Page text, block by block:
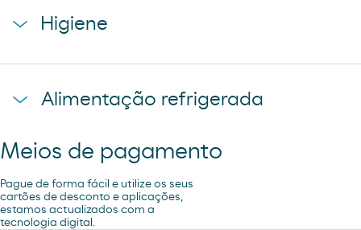
galletas filipinos
cheetos pandilla
caffe latte kaiku
sadwich mediterraneo
Higiene
compresas evax
tampax compak
desodorante spray axe
Alimentação refrigerada
coca cao shake
minifuet sticks
jamon curado navidul
Meios de pagamento
Pague de forma fácil e utilize os seus
cartões de desconto e aplicações,
estamos actualizados com a
tecnologia digital.